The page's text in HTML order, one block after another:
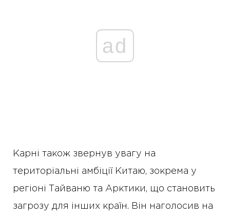
ad
Карні також звернув увагу на
територіальні амбіції Китаю, зокрема у
регіоні Тайваню та Арктики, що становить
загрозу для інших країн. Він наголосив на